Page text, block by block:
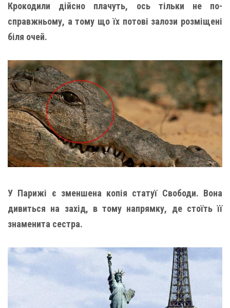
Крокодили дійсно плачуть, ось тільки не по-
справжньому, а тому що їх потові залози розміщені
біля очей.
У Парижі є зменшена копія статуї Свободи. Вона
дивиться на захід, в тому напрямку, де стоїть її
знаменита сестра.